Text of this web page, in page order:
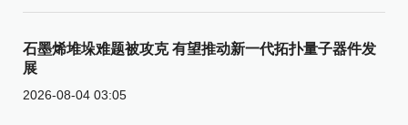
石墨烯堆垛难题被攻克 有望推动新一代拓扑量子器件发
展
2026-08-04 03:05